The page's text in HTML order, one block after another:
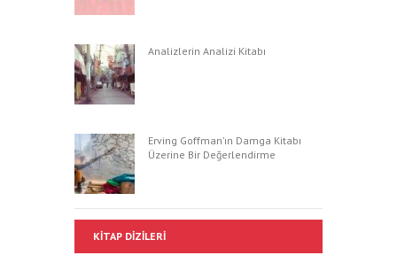
Analizlerin Analizi Kitabı
Erving Goffman’ın Damga Kitabı
Üzerine Bir Değerlendirme
KITAP DIZILERI